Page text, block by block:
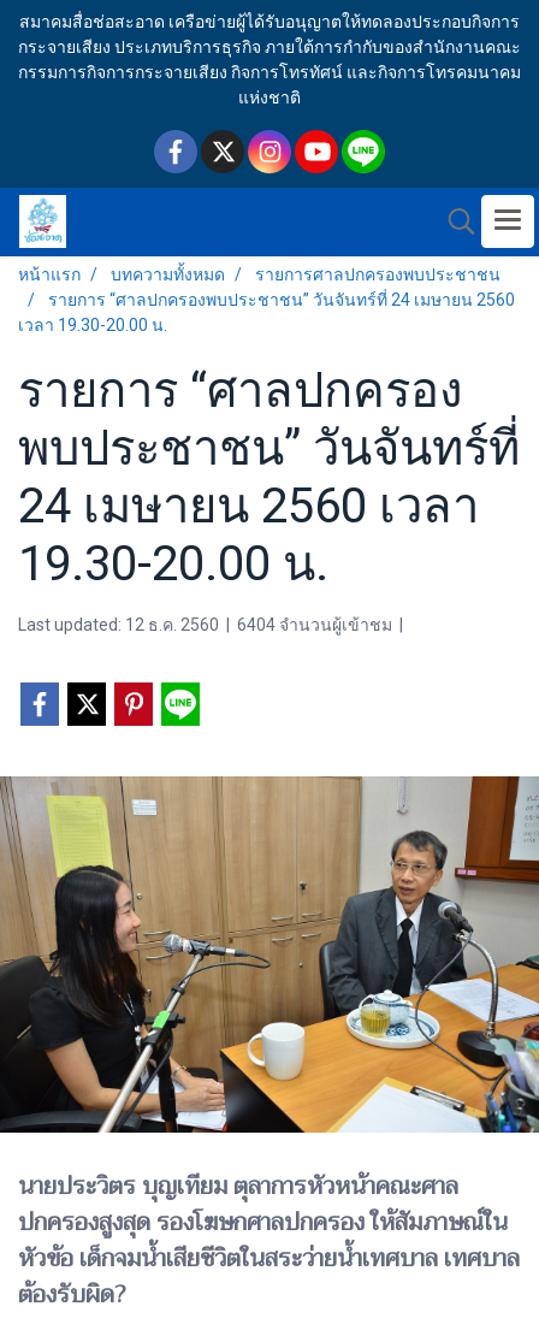
สมาคมสื่อช่อสะอาด เครือข่ายผู้ได้รับอนุญาตให้ทดลองประกอบกิจการ
กระจายเสียง ประเภทบริการธุรกิจ ภายใต้การกำกับของสำนักงานคณะ
กรรมการกิจการกระจายเสียง กิจการโทรทัศน์ และกิจการโทรคมนาคม
แห่งชาติ
หน้าแรก บทความทั้งหมด
รายการศาลปกครองพบประชาชน
รายการ “ศาลปกครองพบประชาชน” วันจันทร์ที่ 24 เมษายน 2560
เวลา 19.30-20.00 น.
รายการ “ศาลปกครอง
พบประชาชน” วันจันทร์ที่
24 เมษายน 2560 เวลา
19.30-20.00 น.
Last updated: 12 ธ.ค. 2560 6404 จำนวนผู้เข้าชม
นายประวิตร บุญเทียม ตุลาการหัวหน้าคณะศาล
ปกครองสูงสุด รองโฆษกศาลปกครอง ให้สัมภาษณ์ใน
หัวข้อ เด็กจมน้ำเสียชีวิตในสระว่ายน้ำเทศบาล เทศบาล
ต้องรับผิด?